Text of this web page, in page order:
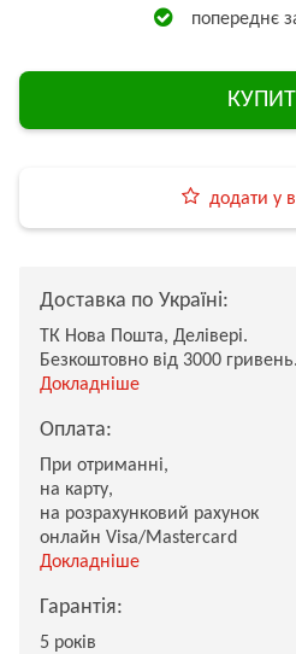
попереднє
додати у
Доставка по Україні:
ТК Нова Пошта, Делівері.
Безкоштовно від 3000 гривень.
Докладніше
Оплата:
При отриманні,
на карту,
на розрахунковий рахунок
онлайн Visa/Mastercard
Докладніше
Гарантія:
5 років